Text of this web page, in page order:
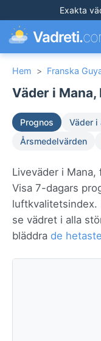
Exakta
Vadreti.
Hem > Franska
Väder i
Prognos Väder i
Årsmedelvärden
Liveväder i Mana,
Visa 7-dagars
luftkvalitetsindex.
se vädret i alla
bläddra de